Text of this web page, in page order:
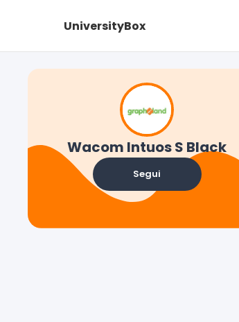
UniversityBox
Wacom Intuos S Black
Segui